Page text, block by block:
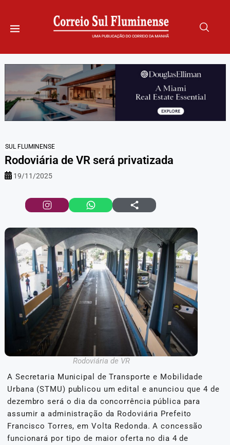
SUL FLUMINENSE
Rodoviária de VR será privatizada
19/11/2025
Rodoviária de VR
A Secretaria Municipal de Transporte e Mobilidade
Urbana (STMU) publicou um edital e anunciou que 4 de
dezembro será o dia da concorrência pública para
assumir a administração da Rodoviária Prefeito
Francisco Torres, em Volta Redonda. A concessão
funcionará por tipo de maior oferta no dia 4 de